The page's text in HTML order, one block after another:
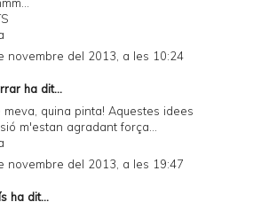
novembre del 2013, a les 10:24
ha dit...
meva, quina pinta! Aquestes idees
m'estan agradant força...
novembre del 2013, a les 19:47
ha dit...